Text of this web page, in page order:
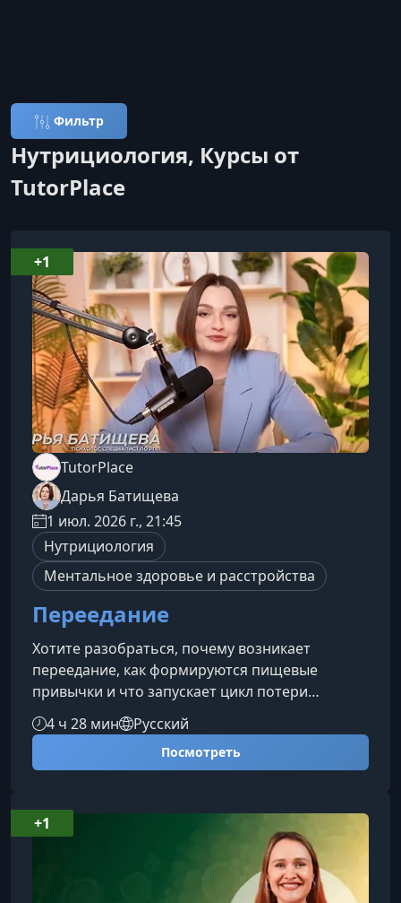
Фильтр
Нутрициология, Курсы от
TutorPlace
TutorPlace
Дарья Батищева
1 июл. 2026 г., 21:45
Нутрициология
Ментальное здоровье и расстройства
Переедание
Хотите разобраться, почему возникает
переедание, как формируются пищевые
привычки и что запускает цикл потери
контроля над едой? Этот курс поможет увидеть
скрытые механизмы, триггеры и
эмоциональные реакции, которые
поддерживают паттерны переедания, а также
узнаете на курсеПочему формируются
привычки переедания и какие
психологические процессы стоят за ними.Как
пищевые паттерны закрепляются в
4 ч 28 мин Русский
Посмотреть
+1
+1